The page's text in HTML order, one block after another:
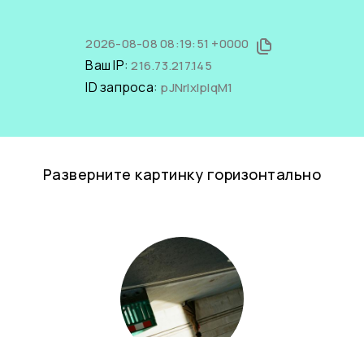
2026-08-08 08:19:51 +0000
Ваш IP:216.73.217.145
ID запроса: pJNrIxIpIqM1
Разверните картинку горизонтально